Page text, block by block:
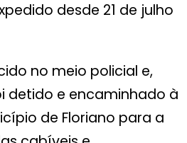
desde 21 de julho
no meio policial e,
detido e encaminhado à
de Floriano para a